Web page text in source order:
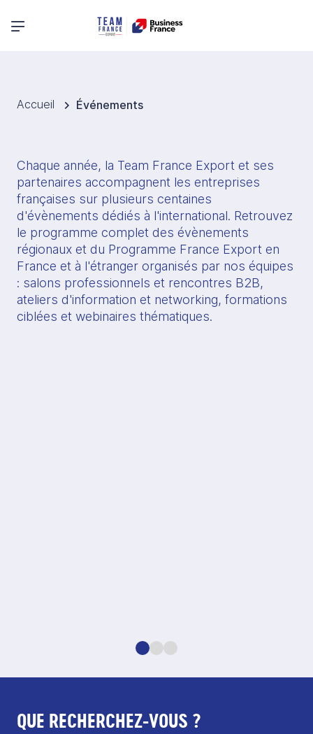
Menu principal
Accueil Événements
Chaque année, la Team France Export et ses
partenaires accompagnent les entreprises
françaises sur plusieurs centaines
d'évènements dédiés à l'international. Retrouvez
le programme complet des évènements
régionaux et du Programme France Export en
France et à l'étranger organisés par nos équipes
: salons professionnels et rencontres B2B,
ateliers d'information et networking, formations
ciblées et webinaires thématiques.
QUE RECHERCHEZ-VOUS ?